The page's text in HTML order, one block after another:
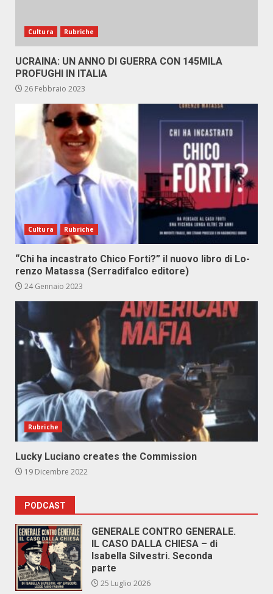
Cultura Rubriche
UCRAINA: UN ANNO DI GUERRA CON 145MILA
PROFUGHI IN ITALIA
26 Febbraio 2023
Cultura Rubriche
“Chi ha in­ca­stra­to Chi­co For­ti?” il nuo­vo li­bro di Lo­
ren­zo Ma­tas­sa (Ser­ra­di­fal­co edi­to­re)
24 Gennaio 2023
Rubriche
Lucky Luciano creates the Commission
19 Dicembre 2022
PODCAST
GENERALE CONTRO GENERALE.
IL CASO DALLA CHIESA – di
Isabella Silvestri. Seconda
parte
25 Luglio 2026